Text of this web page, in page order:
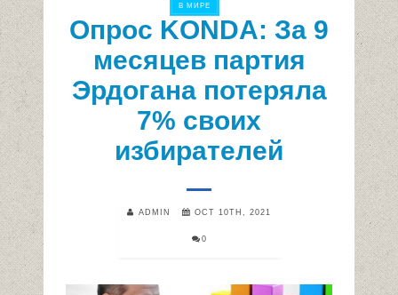
В МИРЕ
Опрос KONDA: За 9
месяцев партия
Эрдогана потеряла
7% своих
избирателей
ADMIN OCT 10TH, 2021
0